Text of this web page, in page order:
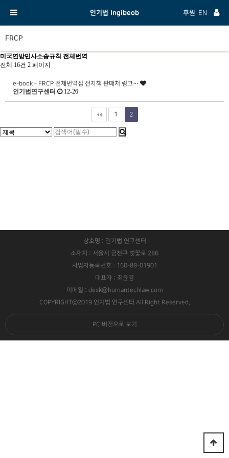
인기법 Ingibeob 후원 EN
FRCP
미국연방민사소송규칙 전체번역
전체 16건 2 페이지
e-book - FRCP 전체번역집 전자책 판매처 링크…
인기법연구센터 12-26
1 2
상호명 : 인기법 연구센터
소재지 : 서울시 금천구 벚꽃로 286
사업자등록번호 : 160-88-01901
대표자 : 최윤경
이메일 : desk@humantechlaw.com
COPYRIGHTⓒ2019 인기법 연구센터 All Right Reserved.
PC 버전으로 보기